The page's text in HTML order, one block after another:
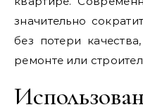
значительно
без потери
ремонте или